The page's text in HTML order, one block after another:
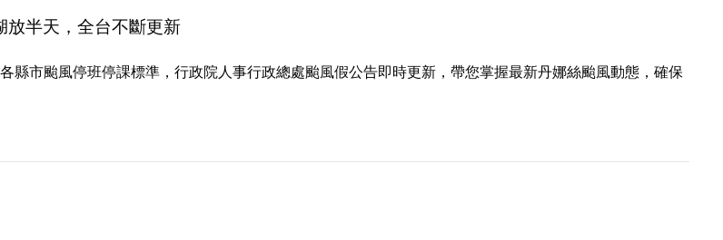
半天，全台不斷更新
縣市颱風停班停課標準，行政院人事行政總處颱風假公告即時更新，帶您掌握最新丹娜絲颱風動態，確保